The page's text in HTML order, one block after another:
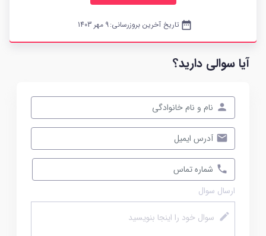
date_range تاریخ آخرین بروزرسانی:9 مهر 1403
آیا سوالی دارید؟
ارسال سوال